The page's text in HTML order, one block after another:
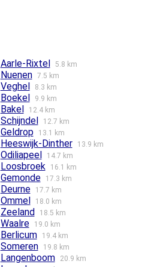
Aarle-Rixtel 5.8 km
Nuenen 7.5 km
Veghel 8.3 km
Boekel 9.9 km
Bakel 12.4 km
Schijndel 12.7 km
Geldrop 13.1 km
Heeswijk-Dinther 13.9 km
Odiliapeel 14.7 km
Loosbroek 16.1 km
Gemonde 17.3 km
Deurne 17.7 km
Ommel 18.0 km
Zeeland 18.5 km
Waalre 19.0 km
Berlicum 19.4 km
Someren 19.8 km
Langenboom 20.9 km